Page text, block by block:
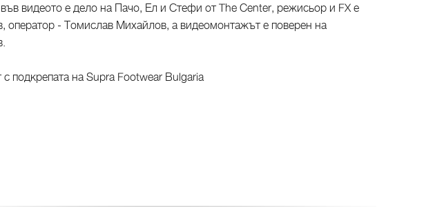
видеото е дело на Пачо, Ел и Стефи от The Center, режисьор и FX е
оператор - Томислав Михайлов, а видеомонтажът е поверен на
с подкрепата на Supra Footwear Bulgaria